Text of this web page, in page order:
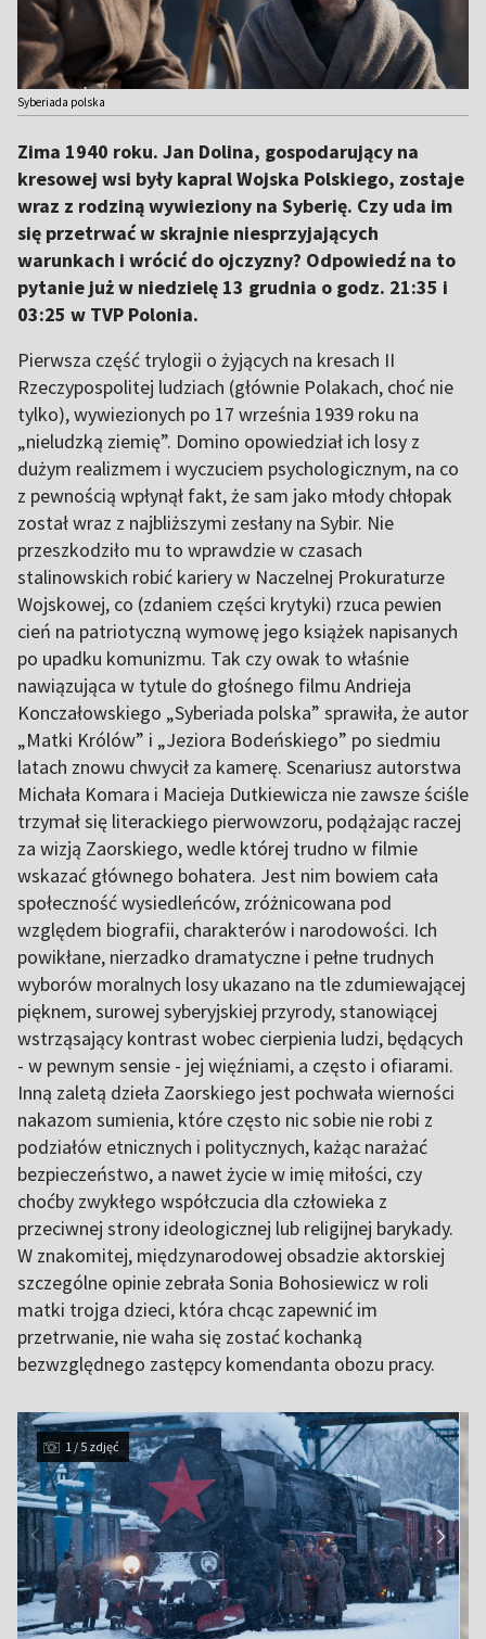
Syberiada polska
Zima 1940 roku. Jan Dolina, gospodarujący na
kresowej wsi były kapral Wojska Polskiego, zostaje
wraz z rodziną wywieziony na Syberię. Czy uda im
się przetrwać w skrajnie niesprzyjających
warunkach i wrócić do ojczyzny? Odpowiedź na to
pytanie już w niedzielę 13 grudnia o godz. 21:35 i
03:25 w TVP Polonia.
Pierwsza część trylogii o żyjących na kresach II
Rzeczypospolitej ludziach (głównie Polakach, choć nie
tylko), wywiezionych po 17 września 1939 roku na
„nieludzką ziemię”. Domino opowiedział ich losy z
dużym realizmem i wyczuciem psychologicznym, na co
z pewnością wpłynął fakt, że sam jako młody chłopak
został wraz z najbliższymi zesłany na Sybir. Nie
przeszkodziło mu to wprawdzie w czasach
stalinowskich robić kariery w Naczelnej Prokuraturze
Wojskowej, co (zdaniem części krytyki) rzuca pewien
cień na patriotyczną wymowę jego książek napisanych
po upadku komunizmu. Tak czy owak to właśnie
nawiązująca w tytule do głośnego filmu Andrieja
Konczałowskiego „Syberiada polska” sprawiła, że autor
„Matki Królów” i „Jeziora Bodeńskiego” po siedmiu
latach znowu chwycił za kamerę. Scenariusz autorstwa
Michała Komara i Macieja Dutkiewicza nie zawsze ściśle
trzymał się literackiego pierwowzoru, podążając raczej
za wizją Zaorskiego, wedle której trudno w filmie
wskazać głównego bohatera. Jest nim bowiem cała
społeczność wysiedleńców, zróżnicowana pod
względem biografii, charakterów i narodowości. Ich
powikłane, nierzadko dramatyczne i pełne trudnych
wyborów moralnych losy ukazano na tle zdumiewającej
pięknem, surowej syberyjskiej przyrody, stanowiącej
wstrząsający kontrast wobec cierpienia ludzi, będących
- w pewnym sensie - jej więźniami, a często i ofiarami.
Inną zaletą dzieła Zaorskiego jest pochwała wierności
nakazom sumienia, które często nic sobie nie robi z
podziałów etnicznych i politycznych, każąc narażać
bezpieczeństwo, a nawet życie w imię miłości, czy
choćby zwykłego współczucia dla człowieka z
przeciwnej strony ideologicznej lub religijnej barykady.
W znakomitej, międzynarodowej obsadzie aktorskiej
szczególne opinie zebrała Sonia Bohosiewicz w roli
matki trojga dzieci, która chcąc zapewnić im
przetrwanie, nie waha się zostać kochanką
bezwzględnego zastępcy komendanta obozu pracy.
1 / 5 zdjęć